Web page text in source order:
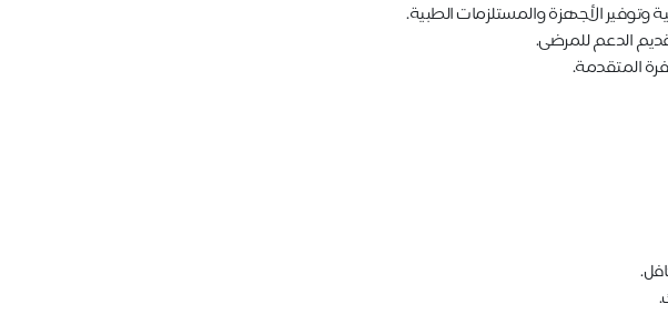
وتوفير الأجهزة والمستلزمات الطبية.
الدعم للمرضى.
المتقدمة.